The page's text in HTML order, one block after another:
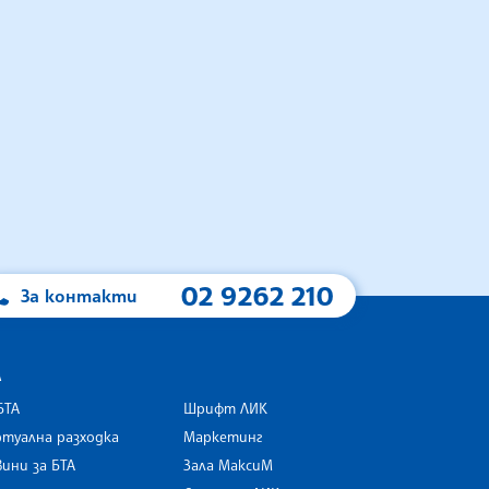
За контакти 02 9262 210
разходка
за БТА
Шрифт ЛИК
Маркетинг
Зала МаксиМ